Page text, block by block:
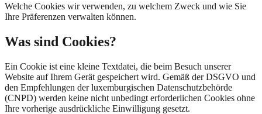
Welche Cookies wir verwenden, zu welchem Zweck und wie Sie
Ihre Präferenzen verwalten können.
Was sind Cookies?
Ein Cookie ist eine kleine Textdatei, die beim Besuch unserer
Website auf Ihrem Gerät gespeichert wird. Gemäß der DSGVO und
den Empfehlungen der luxemburgischen Datenschutzbehörde
(CNPD) werden keine nicht unbedingt erforderlichen Cookies ohne
Ihre vorherige ausdrückliche Einwilligung gesetzt.